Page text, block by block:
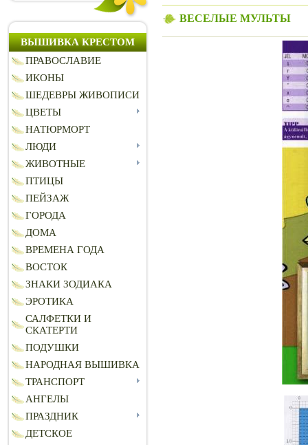
ВЫШИВКА КРЕСТОМ
ПРАВОСЛАВИЕ
ИКОНЫ
ШЕДЕВРЫ ЖИВОПИСИ
ЦВЕТЫ
НАТЮРМОРТ
ЛЮДИ
ЖИВОТНЫЕ
ПТИЦЫ
ПЕЙЗАЖ
ГОРОДА
ДОМА
ВРЕМЕНА ГОДА
ВОСТОК
ЗНАКИ ЗОДИАКА
ЭРОТИКА
САЛФЕТКИ И
СКАТЕРТИ
ПОДУШКИ
НАРОДНАЯ ВЫШИВКА
ТРАНСПОРТ
АНГЕЛЫ
ПРАЗДНИК
ДЕТСКОЕ
ВЕСЕЛЫЕ МУЛЬТЫ